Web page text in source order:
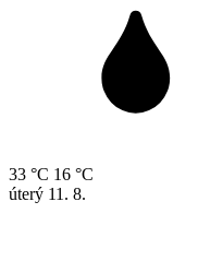
33 °C 16 °C
úterý 11. 8.